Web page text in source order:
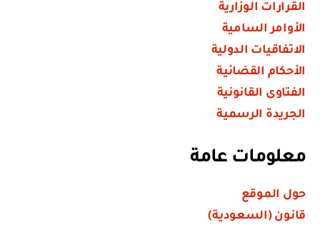
القرارات الوزارية
الأوامر السامية
الاتفاقيات الدولية
الأحكام القضائية
الفتاوى القانونية
الجريدة الرسمية
معلومات عامة
حول الموقع
قانون (السعودية)